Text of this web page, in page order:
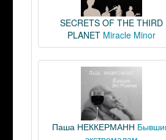
SECRETS OF THE THIRD
PLANET Miracle Minor
Паша НЕККЕРМАНН